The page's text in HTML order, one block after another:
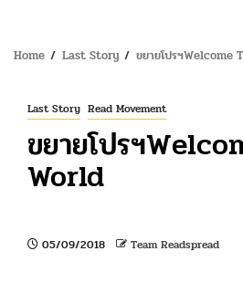
Home Last Story ขยายโปรฯWelcome
Last Story Read Movement
ขยายโปรฯ
World
05/09/2018 Team Readspread